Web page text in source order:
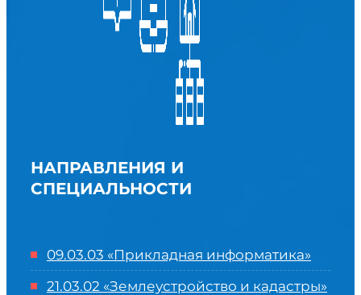
НАПРАВЛЕНИЯ И
СПЕЦИАЛЬНОСТИ
09.03.03 «Прикладная информатика»
21.03.02 «Землеустройство и кадастры»